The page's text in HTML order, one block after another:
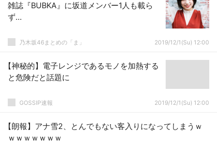
雑誌『BUBKA』に坂道メンバー1人も載ら
ず…
乃木坂46まとめの「ま」 2019/12/1(Su) 12:00
【神秘的】電子レンジであるモノを加熱する
と危険だと話題に
GOSSIP速報 2019/12/1(Su) 12:00
【朗報】アナ雪2、とんでもない客入りになってしまうｗ
ｗｗｗｗｗｗｗ